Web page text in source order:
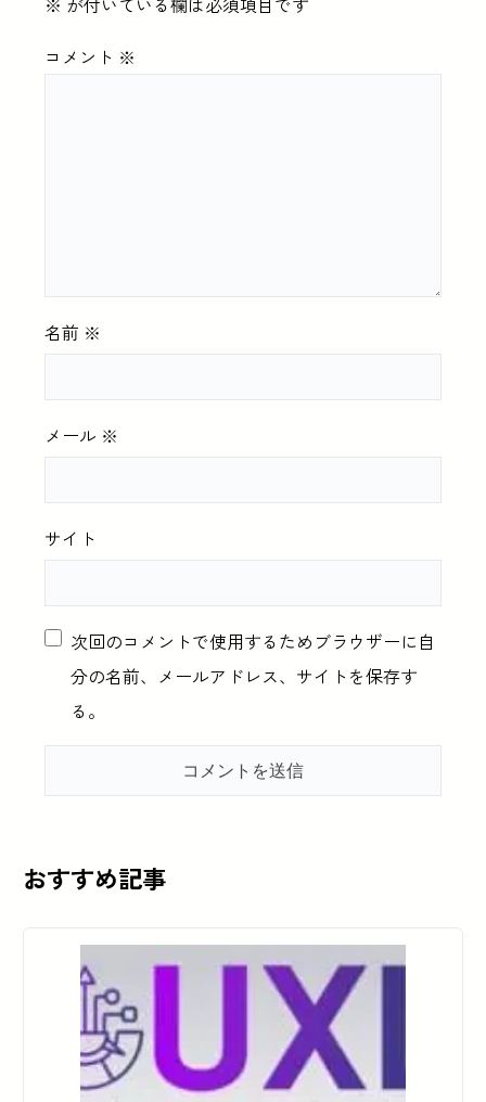
コメント ※
名前 ※
メール ※
サイト
次回のコメントで使用するためブラウザーに自
分の名前、メールアドレス、サイトを保存す
る。
おすすめ記事